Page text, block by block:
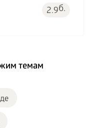
2.9б.
темам